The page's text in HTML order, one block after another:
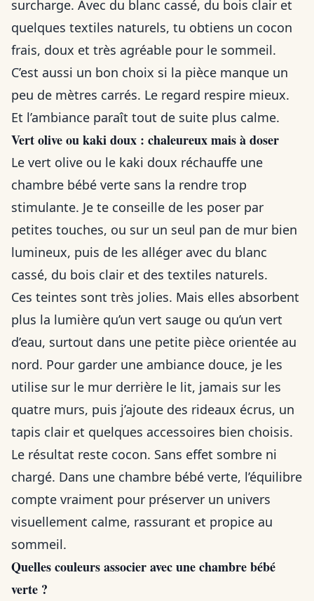
surcharge. Avec du blanc cassé, du bois clair et
quelques textiles naturels, tu obtiens un cocon
frais, doux et très agréable pour le sommeil.
C’est aussi un bon choix si la pièce manque un
peu de mètres carrés. Le regard respire mieux.
Et l’ambiance paraît tout de suite plus calme.
Vert olive ou kaki doux : chaleureux mais à doser
Le vert olive ou le kaki doux réchauffe une
chambre bébé verte sans la rendre trop
stimulante. Je te conseille de les poser par
petites touches, ou sur un seul pan de mur bien
lumineux, puis de les alléger avec du blanc
cassé, du bois clair et des textiles naturels.
Ces teintes sont très jolies. Mais elles absorbent
plus la lumière qu’un vert sauge ou qu’un vert
d’eau, surtout dans une petite pièce orientée au
nord. Pour garder une ambiance douce, je les
utilise sur le mur derrière le lit, jamais sur les
quatre murs, puis j’ajoute des rideaux écrus, un
tapis clair et quelques accessoires bien choisis.
Le résultat reste cocon. Sans effet sombre ni
chargé. Dans une chambre bébé verte, l’équilibre
compte vraiment pour préserver un univers
visuellement calme, rassurant et propice au
sommeil.
Quelles couleurs associer avec une chambre bébé
verte ?